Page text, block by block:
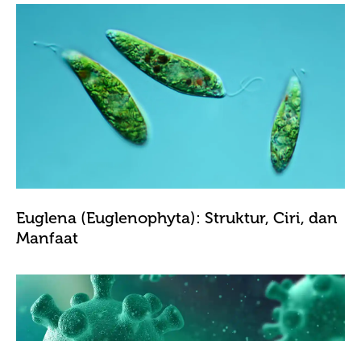
Euglena (Euglenophyta): Struktur, Ciri, dan
Manfaat